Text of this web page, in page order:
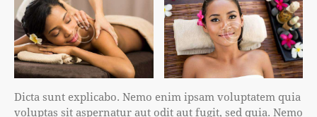
Dicta sunt explicabo. Nemo enim ipsam voluptatem quia
voluptas sit aspernatur aut odit aut fugit, sed quia. Nemo